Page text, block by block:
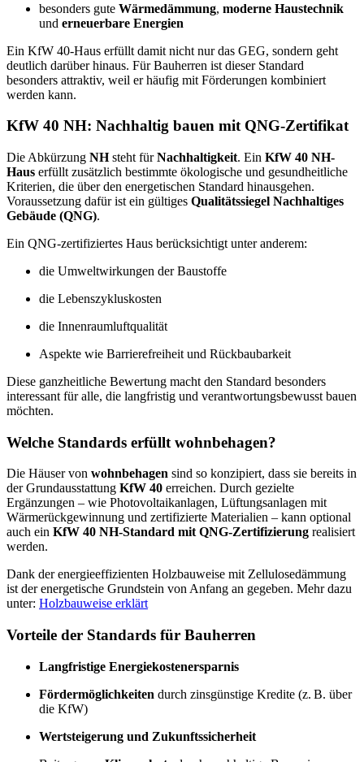
besonders gute Wärmedämmung, moderne Haustechnik
und erneuerbare Energien
Ein KfW 40-Haus erfüllt damit nicht nur das GEG, sondern geht
deutlich darüber hinaus. Für Bauherren ist dieser Standard
besonders attraktiv, weil er häufig mit Förderungen kombiniert
werden kann.
KfW 40 NH: Nachhaltig bauen mit QNG-Zertifikat
Die Abkürzung NHsteht fürNachhaltigkeit. Ein KfW 40 NH-
Haus erfüllt zusätzlich bestimmte ökologische und gesundheitliche
Kriterien, die über den energetischen Standard hinausgehen.
Voraussetzung dafür ist ein gültiges Qualitätssiegel Nachhaltiges
Gebäude (QNG).
Ein QNG-zertifiziertes Haus berücksichtigt unter anderem:
die Umweltwirkungen der Baustoffe
die Lebenszykluskosten
die Innenraumluftqualität
Aspekte wie Barrierefreiheit und Rückbaubarkeit
Diese ganzheitliche Bewertung macht den Standard besonders
interessant für alle, die langfristig und verantwortungsbewusst bauen
möchten.
Welche Standards erfüllt wohnbehagen?
Die Häuser von wohnbehagen sind so konzipiert, dass sie bereits in
der Grundausstattung KfW 40 erreichen. Durch gezielte
Ergänzungen – wie Photovoltaikanlagen, Lüftungsanlagen mit
Wärmerückgewinnung und zertifizierte Materialien – kann optional
auch ein KfW 40 NH-Standard mit QNG-Zertifizierung realisiert
werden.
Dank der energieeffizienten Holzbauweise mit Zellulosedämmung
ist der energetische Grundstein von Anfang an gegeben. Mehr dazu
unter: Holzbauweise erklärt
Vorteile der Standards für Bauherren
Langfristige Energiekostenersparnis
Fördermöglichkeiten durch zinsgünstige Kredite (z. B. über
die KfW)
Wertsteigerung und Zukunftssicherheit